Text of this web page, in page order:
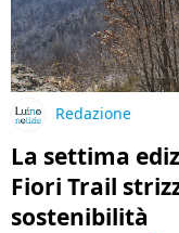
Redazione
La settima
Fiori Trail
sostenibilità